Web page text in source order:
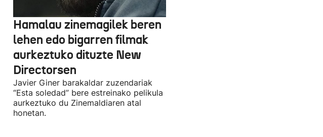
Hamalau zinemagilek beren
lehen edo bigarren filmak
aurkeztuko dituzte New
Directorsen
Javier Giner barakaldar zuzendariak
“Esta soledad” bere estreinako pelikula
aurkeztuko du Zinemaldiaren atal
honetan.